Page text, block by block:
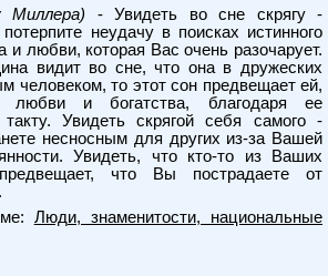
Миллера) - Увидеть во сне скрягу -
неудачу в поисках истинного
и любви, которая Вас очень разочарует.
видит во сне, что она в дружеских
человеком, то этот сон предвещает ей,
любви и богатства, благодаря ее
такту. Увидеть скрягой себя самого -
несносным для других из-за Вашей
Увидеть, что кто-то из Ваших
что Вы пострадаете от
Люди, знаменитости, национальные